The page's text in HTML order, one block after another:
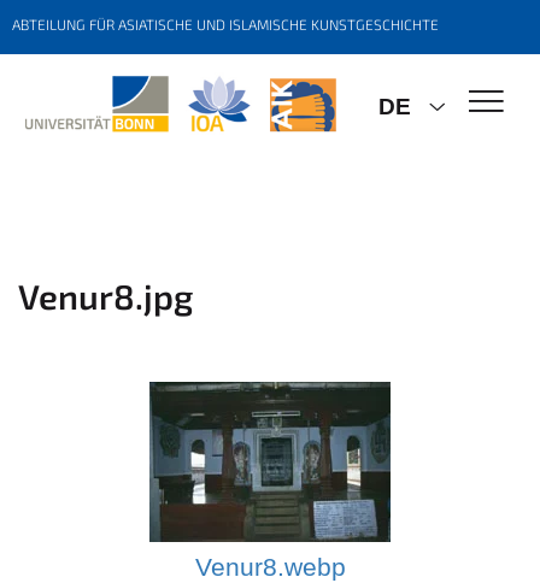
ABTEILUNG FÜR ASIATISCHE UND ISLAMISCHE KUNSTGESCHICHTE
DE
Venur8.jpg
Venur8.webp